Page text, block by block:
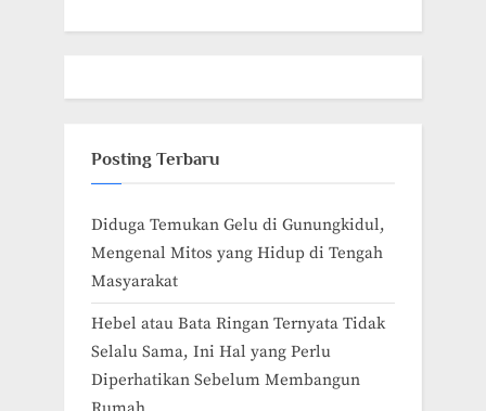
Posting Terbaru
Diduga Temukan Gelu di Gunungkidul,
Mengenal Mitos yang Hidup di Tengah
Masyarakat
Hebel atau Bata Ringan Ternyata Tidak
Selalu Sama, Ini Hal yang Perlu
Diperhatikan Sebelum Membangun